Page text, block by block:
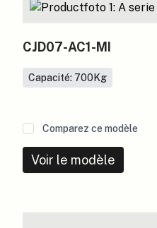
CJD07-AC1-MI
Capacité: 700Kg
Comparez ce modèle
Voir le modèle